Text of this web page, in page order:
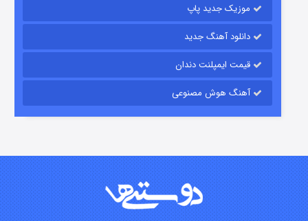
قسمت۲ (دوبله) منتشر شد
موزیک جدید پاپ
دانلود آهنگ جدید
قیمت ایمپلنت دندان
آهنگ هوش مصنوعی